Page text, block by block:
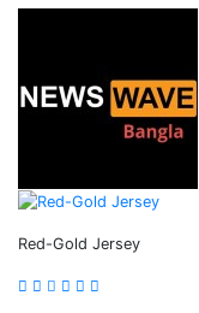
Red-Gold Jersey